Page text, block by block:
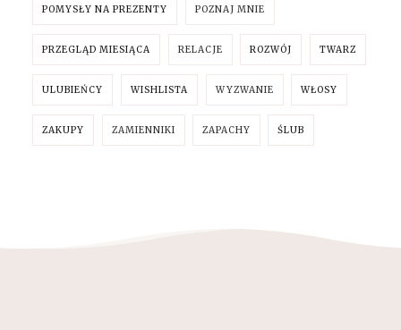
POMYSŁY NA PREZENTY POZNAJ MNIE
PRZEGLĄD MIESIĄCA RELACJE ROZWÓJ TWARZ
ULUBIEŃCY WISHLISTA WYZWANIE WŁOSY
ZAKUPY ZAMIENNIKI ZAPACHY ŚLUB